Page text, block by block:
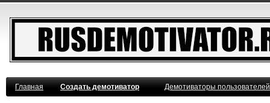
Главная Создать демотиватор Демотиваторы